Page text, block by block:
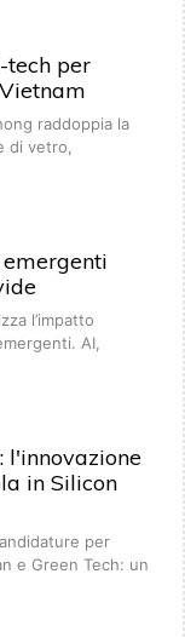
tech per
raddoppia la
di vetro,
l’impatto
AI,
l'innovazione
in Silicon
per
e Green Tech: un